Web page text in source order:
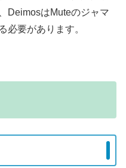
DeimosはMuteのジャマ
必要があります。